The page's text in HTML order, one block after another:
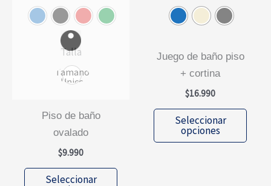
Talla
Tamano
Unico
piso de baño
ovalado
$9.990
Seleccionar
Este
juego de baño piso
+ cortina
$16.990
Seleccionar
opciones
Este
tiene